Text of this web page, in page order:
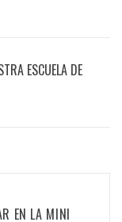
ESCUELA DE
EN LA MINI